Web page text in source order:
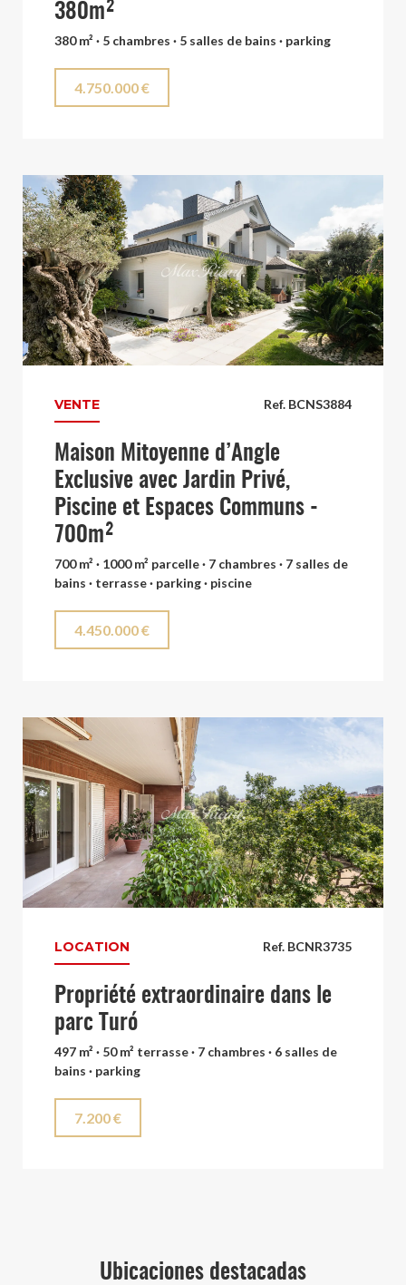
380m²
380 m² · 5 chambres · 5 salles de bains · parking
4.750.000 €
Ref. BCNS3884
VENTE
Maison Mitoyenne d’Angle
Exclusive avec Jardin Privé,
Piscine et Espaces Communs -
700m²
700 m² · 1000 m² parcelle · 7 chambres · 7 salles de
bains · terrasse · parking · piscine
4.450.000 €
Ref. BCNR3735
LOCATION
Propriété extraordinaire dans le
parc Turó
497 m² · 50 m² terrasse · 7 chambres · 6 salles de
bains · parking
7.200 €
Ubicaciones destacadas